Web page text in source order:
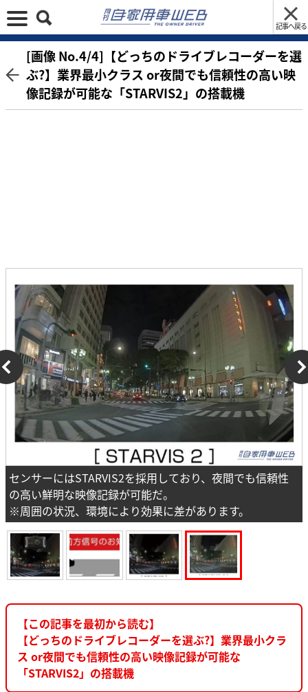
記事へ戻る
[画像 No.4/4]【どっちのドライブレコーダーを選
ぶ?】業界最小クラス or夜間でも信頼性の高い映
像記録が可能な「STARVIS2」の搭載機
センサーにはSTARVIS2を採用しており、夜間でも信頼性
の高い鮮明な映像記録が可能だ。
※周囲の状況、環境により効果に差があります。
【この記事を最初から読む】
【どっちのドライブレコーダーを選ぶ?】業界最小クラ
ス or夜間でも信頼性の高い映像記録が可能な
「STARVIS2」の搭載機